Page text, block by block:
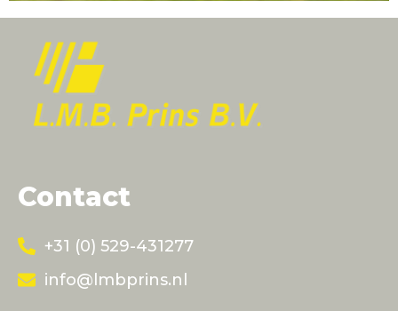
Contact
+31 (0) 529-431277
info@lmbprins.nl